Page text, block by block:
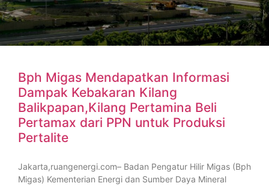
Bph Migas Mendapatkan Informasi
Dampak Kebakaran Kilang
Balikpapan,Kilang Pertamina Beli
Pertamax dari PPN untuk Produksi
Pertalite
Jakarta,ruangenergi.com– Badan Pengatur Hilir Migas (Bph
Migas) Kementerian Energi dan Sumber Daya Mineral